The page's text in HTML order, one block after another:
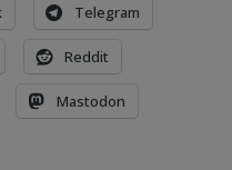
Telegram
Reddit
Mastodon